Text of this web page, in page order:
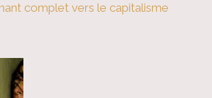
complet vers le capitalisme